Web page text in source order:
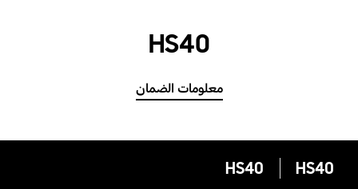
HS40
معلومات الضمان
HS40
HS40